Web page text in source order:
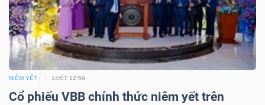
NIÊM YẾT 14/07 12:59
Cổ phiếu VBB chính thức niêm yết trên
Truyền
thông
tài